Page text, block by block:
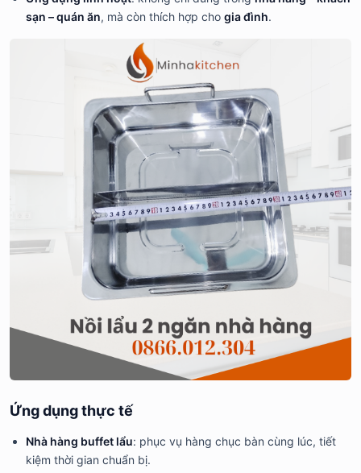
sạn – quán ăn, mà còn thích hợp cho gia đình.
Ứng dụng thực tế
Nhà hàng buffet lẩu: phục vụ hàng chục bàn cùng lúc, tiết
kiệm thời gian chuẩn bị.